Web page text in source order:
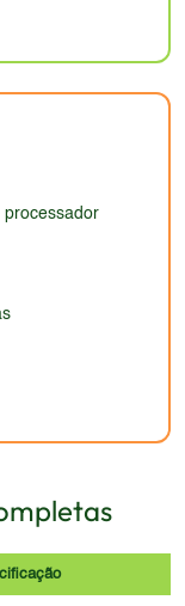
a experiência
e sem
reduzido.
processador